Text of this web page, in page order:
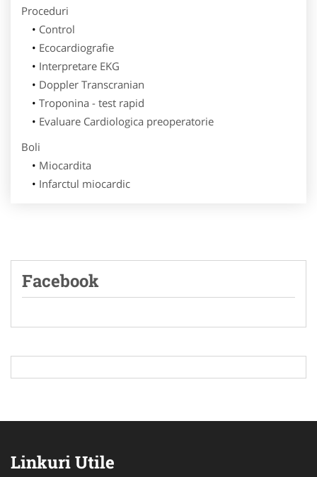
Proceduri
Control
Ecocardiografie
Interpretare EKG
Doppler Transcranian
Troponina - test rapid
Evaluare Cardiologica preoperatorie
Boli
Miocardita
Infarctul miocardic
Facebook
Linkuri Utile